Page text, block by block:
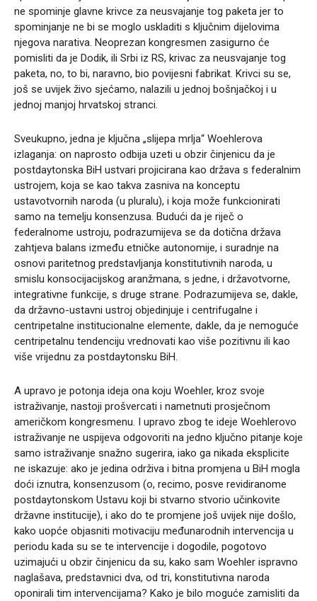
ne spominje glavne krivce za neusvajanje tog paketa jer to
spominjanje ne bi se moglo uskladiti s ključnim dijelovima
njegova narativa. Neoprezan kongresmen zasigurno će
pomisliti da je Dodik, ili Srbi iz RS, krivac za neusvajanje tog
paketa, no, to bi, naravno, bio povijesni fabrikat. Krivci su se,
još se uvijek živo sjećamo, nalazili u jednoj bošnjačkoj i u
jednoj manjoj hrvatskoj stranci.
Sveukupno, jedna je ključna „slijepa mrlja“ Woehlerova
izlaganja: on naprosto odbija uzeti u obzir činjenicu da je
postdaytonska BiH ustvari projicirana kao država s federalnim
ustrojem, koja se kao takva zasniva na konceptu
ustavotvornih naroda (u pluralu), i koja može funkcionirati
samo na temelju konsenzusa. Budući da je riječ o
federalnome ustroju, podrazumijeva se da dotična država
zahtjeva balans između etničke autonomije, i suradnje na
osnovi paritetnog predstavljanja konstitutivnih naroda, u
smislu konsocijacijskog aranžmana, s jedne, i državotvorne,
integrativne funkcije, s druge strane. Podrazumijeva se, dakle,
da državno-ustavni ustroj objedinjuje i centrifugalne i
centripetalne institucionalne elemente, dakle, da je nemoguće
centripetalnu tendenciju vrednovati kao više pozitivnu ili kao
više vrijednu za postdaytonsku BiH.
A upravo je potonja ideja ona koju Woehler, kroz svoje
istraživanje, nastoji prošvercati i nametnuti prosječnom
američkom kongresmenu. I upravo zbog te ideje Woehlerovo
istraživanje ne uspijeva odgovoriti na jedno ključno pitanje koje
samo istraživanje snažno sugerira, iako ga nikada eksplicite
ne iskazuje: ako je jedina održiva i bitna promjena u BiH mogla
doći iznutra, konsenzusom (o, recimo, posve revidiranome
postdaytonskom Ustavu koji bi stvarno stvorio učinkovite
državne institucije), i ako do te promjene još uvijek nije došlo,
kako uopće objasniti motivaciju međunarodnih intervencija u
periodu kada su se te intervencije i dogodile, pogotovo
uzimajući u obzir činjenicu da su, kako sam Woehler ispravno
naglašava, predstavnici dva, od tri, konstitutivna naroda
oponirali tim intervencijama? Kako je bilo moguće zamisliti da